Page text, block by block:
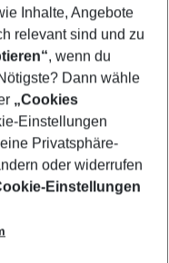
Inhalte, Angebote
relevant sind und zu
, wenn du
Dann wähle
„Cookies
Einstellungen
Privatsphäre-
oder widerrufen
Einstellungen